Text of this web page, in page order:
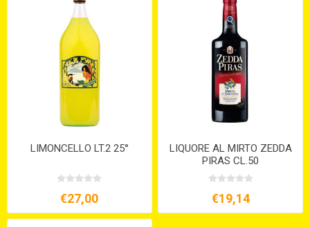
LIMONCELLO LT.2 25°
€27,00
LIQUORE AL MIRTO ZEDDA
PIRAS CL.50
€19,14